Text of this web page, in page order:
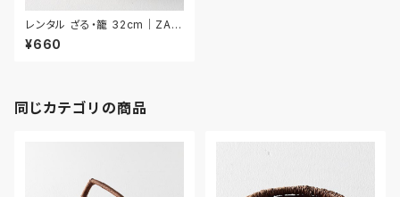
レンタル ざる・籠 32cm｜ZAR
026
¥660
同じカテゴリの商品